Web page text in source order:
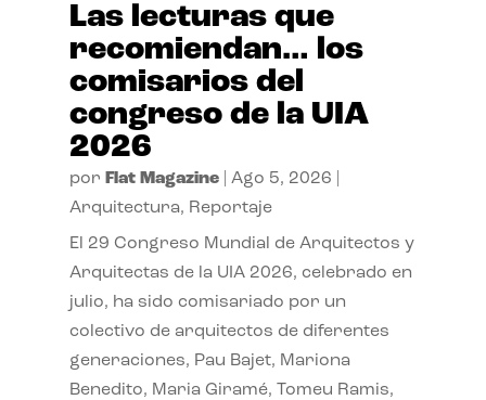
Las lecturas que
recomiendan… los
comisarios del
congreso de la UIA
2026
por Flat Magazine| Ago 5, 2026
Arquitectura, Reportaje
El 29 Congreso Mundial de Arquitectos y
Arquitectas de la UIA 2026, celebrado en
julio, ha sido comisariado por un
colectivo de arquitectos de diferentes
generaciones, Pau Bajet, Mariona
Benedito, Maria Giramé, Tomeu Ramis,